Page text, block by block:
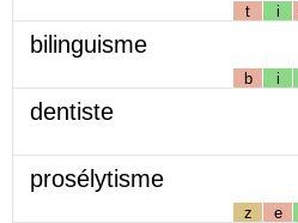
t i
bilinguisme
b i
dentiste
prosélytisme
z e